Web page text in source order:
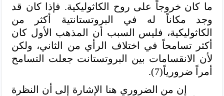
ما كان خروجاً على روح الكاثوليكية. فإذا كان قد
وجد مكاناً له في البروتستانتية أكثر من
الكاثوليكية، فليس السبب أن المذهب الأول كان
أكثر تسامحاً في اختلاف الرأي من الثاني، ولكن
لأن الانقسامات بين البروتستانت جعلت التسامح
أمراً ضرورياً(7).
إن من الضروري هنا الإشارة إلى أن النظرة